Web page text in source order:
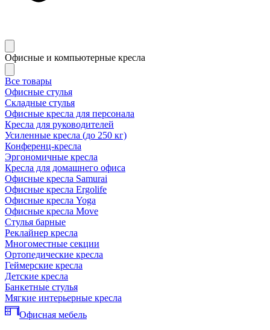
Офисные и компьютерные кресла
Все товары
Офисные стулья
Складные стулья
Офисные кресла для персонала
Кресла для руководителей
Усиленные кресла (до 250 кг)
Конференц-кресла
Эргономичные кресла
Кресла для домашнего офиса
Офисные кресла Samurai
Офисные кресла Ergolife
Офисные кресла Yoga
Офисные кресла Move
Стулья барные
Реклайнер кресла
Многоместные секции
Ортопедические кресла
Геймерские кресла
Детские кресла
Банкетные стулья
Мягкие интерьерные кресла
Офисная мебель